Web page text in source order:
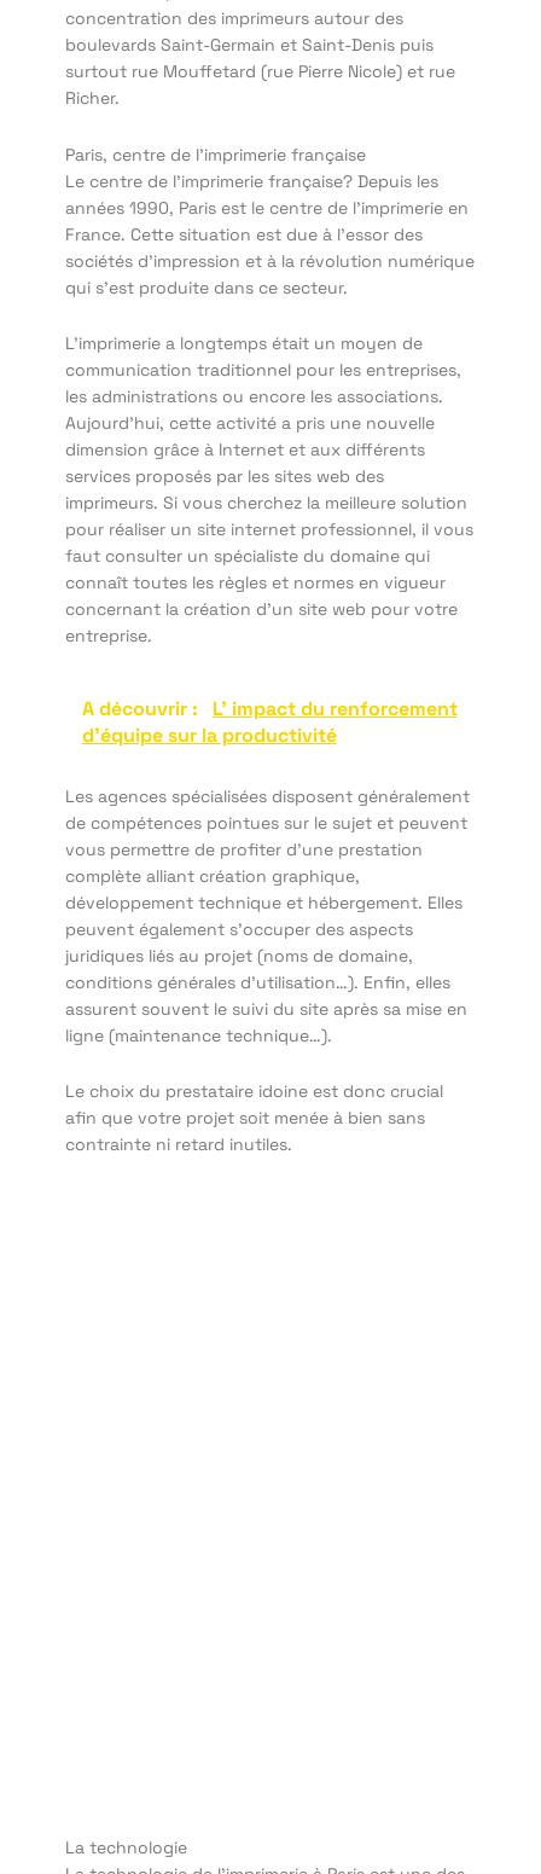
concentration des imprimeurs autour des
boulevards Saint-Germain et Saint-Denis puis
surtout rue Mouffetard (rue Pierre Nicole) et rue
Richer.
Paris, centre de l’imprimerie française
Le centre de l’imprimerie française? Depuis les
années 1990, Paris est le centre de l’imprimerie en
France. Cette situation est due à l’essor des
sociétés d’impression et à la révolution numérique
qui s’est produite dans ce secteur.
L’imprimerie a longtemps était un moyen de
communication traditionnel pour les entreprises,
les administrations ou encore les associations.
Aujourd’hui, cette activité a pris une nouvelle
dimension grâce à Internet et aux différents
services proposés par les sites web des
imprimeurs. Si vous cherchez la meilleure solution
pour réaliser un site internet professionnel, il vous
faut consulter un spécialiste du domaine qui
connaît toutes les règles et normes en vigueur
concernant la création d’un site web pour votre
entreprise.
A découvrir :
L' impact du renforcement
d'équipe sur la productivité
Les agences spécialisées disposent généralement
de compétences pointues sur le sujet et peuvent
vous permettre de profiter d’une prestation
complète alliant création graphique,
développement technique et hébergement. Elles
peuvent également s’occuper des aspects
juridiques liés au projet (noms de domaine,
conditions générales d’utilisation…). Enfin, elles
assurent souvent le suivi du site après sa mise en
ligne (maintenance technique…).
Le choix du prestataire idoine est donc crucial
afin que votre projet soit menée à bien sans
contrainte ni retard inutiles.
La technologie